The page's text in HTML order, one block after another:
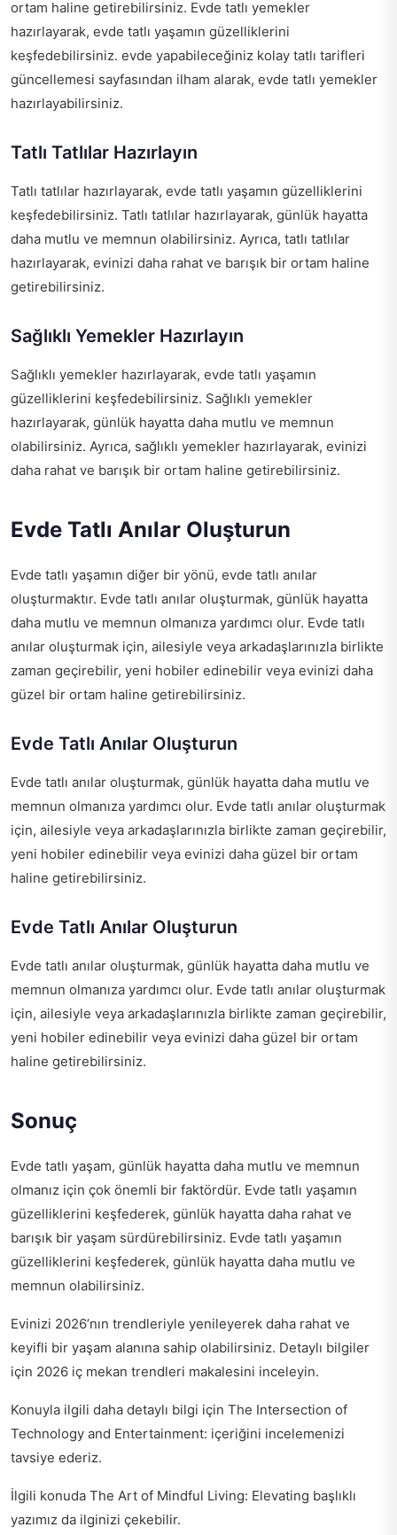
ortam haline getirebilirsiniz. Evde tatlı yemekler
hazırlayarak, evde tatlı yaşamın güzelliklerini
keşfedebilirsiniz. evde yapabileceğiniz kolay tatlı tarifleri
güncellemesi sayfasından ilham alarak, evde tatlı yemekler
hazırlayabilirsiniz.
Tatlı Tatlılar Hazırlayın
Tatlı tatlılar hazırlayarak, evde tatlı yaşamın güzelliklerini
keşfedebilirsiniz. Tatlı tatlılar hazırlayarak, günlük hayatta
daha mutlu ve memnun olabilirsiniz. Ayrıca, tatlı tatlılar
hazırlayarak, evinizi daha rahat ve barışık bir ortam haline
getirebilirsiniz.
Sağlıklı Yemekler Hazırlayın
Sağlıklı yemekler hazırlayarak, evde tatlı yaşamın
güzelliklerini keşfedebilirsiniz. Sağlıklı yemekler
hazırlayarak, günlük hayatta daha mutlu ve memnun
olabilirsiniz. Ayrıca, sağlıklı yemekler hazırlayarak, evinizi
daha rahat ve barışık bir ortam haline getirebilirsiniz.
Evde Tatlı Anılar Oluşturun
Evde tatlı yaşamın diğer bir yönü, evde tatlı anılar
oluşturmaktır. Evde tatlı anılar oluşturmak, günlük hayatta
daha mutlu ve memnun olmanıza yardımcı olur. Evde tatlı
anılar oluşturmak için, ailesiyle veya arkadaşlarınızla birlikte
zaman geçirebilir, yeni hobiler edinebilir veya evinizi daha
güzel bir ortam haline getirebilirsiniz.
Evde Tatlı Anılar Oluşturun
Evde tatlı anılar oluşturmak, günlük hayatta daha mutlu ve
memnun olmanıza yardımcı olur. Evde tatlı anılar oluşturmak
için, ailesiyle veya arkadaşlarınızla birlikte zaman geçirebilir,
yeni hobiler edinebilir veya evinizi daha güzel bir ortam
haline getirebilirsiniz.
Evde Tatlı Anılar Oluşturun
Evde tatlı anılar oluşturmak, günlük hayatta daha mutlu ve
memnun olmanıza yardımcı olur. Evde tatlı anılar oluşturmak
için, ailesiyle veya arkadaşlarınızla birlikte zaman geçirebilir,
yeni hobiler edinebilir veya evinizi daha güzel bir ortam
haline getirebilirsiniz.
Sonuç
Evde tatlı yaşam, günlük hayatta daha mutlu ve memnun
olmanız için çok önemli bir faktördür. Evde tatlı yaşamın
güzelliklerini keşfederek, günlük hayatta daha rahat ve
barışık bir yaşam sürdürebilirsiniz. Evde tatlı yaşamın
güzelliklerini keşfederek, günlük hayatta daha mutlu ve
memnun olabilirsiniz.
Evinizi 2026’nın trendleriyle yenileyerek daha rahat ve
keyifli bir yaşam alanına sahip olabilirsiniz. Detaylı bilgiler
için 2026 iç mekan trendleri makalesini inceleyin.
Konuyla ilgili daha detaylı bilgi için The Intersection of
Technology and Entertainment: içeriğini incelemenizi
tavsiye ederiz.
İlgili konuda The Art of Mindful Living: Elevating başlıklı
yazımız da ilginizi çekebilir.